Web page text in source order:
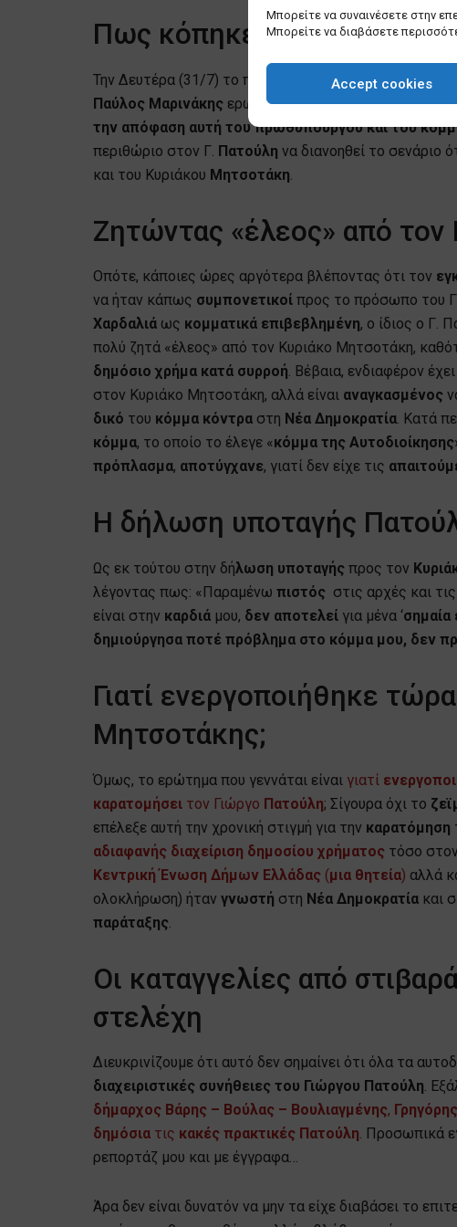
Μπορείτε να συναινέσετε στην
Μπορείτε να διαβάσετε
Accept cookies
Πως κόπηκε το αντάρτικο;
Την Δευτέρα (31/7) το πρωί στην ενημέρωση των
Παύλος Μαρινάκης ερωτηθείς σχετικά είπε για τον Γ.
την απόφαση αυτή του πρωθυπουργού και του
περιθώριο στον Γ. Πατούλη να διανοηθεί το σενάριο
και του Κυριάκου Μητσοτάκη
Ζητώντας «έλεος» από
Οπότε, κάποιες ώρες αργότερα βλέποντας ότι τον
να ήταν κάπως συμπονετικοί προς το πρόσωπο του
Χαρδαλιά ως κομματικά επιβεβλημένη, ο ίδιος ο Γ.
πολύ ζητά «έλεος» από τον Κυριάκο Μητσοτάκη,
δημόσιο χρήμα κατά συρροή. Βέβαια, ενδιαφέρον
στον Κυριάκο Μητσοτάκη, αλλά είναι αναγκασμένος
δικό του κόμμα κόντρα στη Νέα Δημοκρατία. Κατά
κόμμα, το οποίο το έλεγε «κόμμα της Αυτοδιοίκησης
πρόπλασμα, αποτύγχανε, γιατί δεν είχε τις
Η δήλωση υποταγής
Ως εκ τούτου στην δήλωση υποταγής προς τον
λέγοντας πως: «Παραμένω πιστός στις αρχές και
είναι στην καρδιά μου, δεν αποτελεί για μένα ‘σημαία
δημιούργησα ποτέ πρόβλημα στο κόμμα μου, δεν
Γιατί ενεργοποιήθηκε
Μητσοτάκης;
Όμως, το ερώτημα που γεννάται είναι γιατί
καρατομήσει τον Γιώργο Πατούλη; Σίγουρα όχι το
επέλεξε αυτή την χρονική στιγμή για την καρατόμηση
αδιαφανής διαχείριση δημοσίου χρήματος τόσο στον
Κεντρική Ένωση Δήμων Ελλάδας (μια θητεία) αλλά
ολοκλήρωση) ήταν γνωστή στη Νέα Δημοκρατία και
παράταξης
Οι καταγγελίες από
στελέχη
Διευκρινίζουμε ότι αυτό δεν σημαίνει ότι όλα τα
διαχειριστικές συνήθειες του Γιώργου Πατούλη.
δήμαρχος Βάρης – Βούλας – Βουλιαγμένης,
δημόσια τις κακές πρακτικές Πατούλη. Προσωπικά
ρεπορτάζ μου και με έγγραφα…
Άρα δεν είναι δυνατόν να μην τα είχε διαβάσει το